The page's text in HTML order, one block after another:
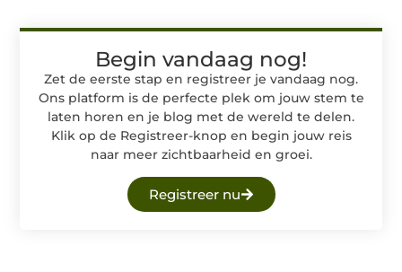
Begin vandaag nog!
Zet de eerste stap en registreer je vandaag nog.
Ons platform is de perfecte plek om jouw stem te
laten horen en je blog met de wereld te delen.
Klik op de Registreer-knop en begin jouw reis
naar meer zichtbaarheid en groei.
Registreer nu